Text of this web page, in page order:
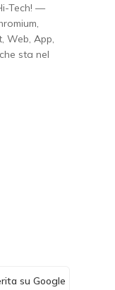
Tech! —
Web, App,
sta nel
su Google